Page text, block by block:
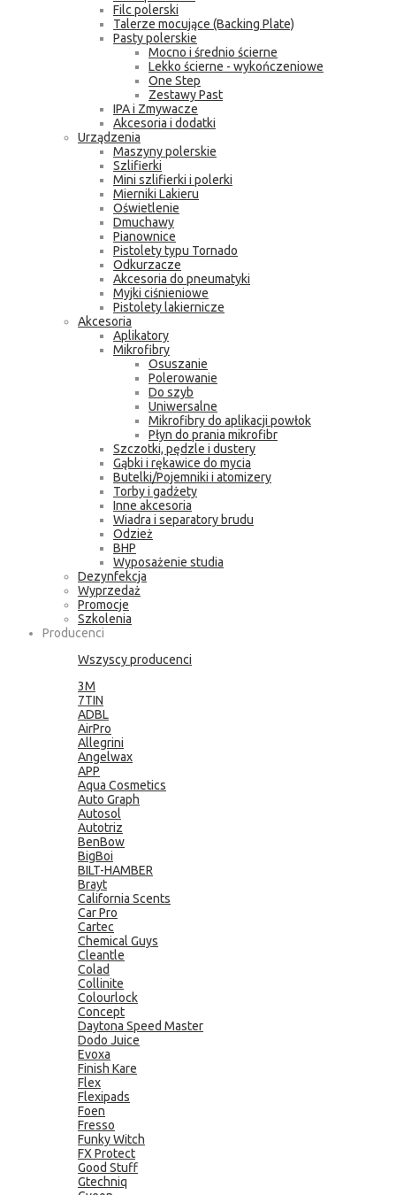
Filc polerski
Talerze mocujące (Backing Plate)
Pasty polerskie
Mocno i średnio ścierne
Lekko ścierne - wykończeniowe
One Step
Zestawy Past
IPA i Zmywacze
Akcesoria i dodatki
Urządzenia
Maszyny polerskie
Szlifierki
Mini szlifierki i polerki
Mierniki Lakieru
Oświetlenie
Dmuchawy
Pianownice
Pistolety typu Tornado
Odkurzacze
Akcesoria do pneumatyki
Myjki ciśnieniowe
Pistolety lakiernicze
Akcesoria
Aplikatory
Mikrofibry
Osuszanie
Polerowanie
Do szyb
Uniwersalne
Mikrofibry do aplikacji powłok
Płyn do prania mikrofibr
Szczotki, pędzle i dustery
Gąbki i rękawice do mycia
Butelki/Pojemniki i atomizery
Torby i gadżety
Inne akcesoria
Wiadra i separatory brudu
Odzież
BHP
Wyposażenie studia
Dezynfekcja
Wyprzedaż
Promocje
Szkolenia
Producenci
Wszyscy producenci
3M
7TIN
ADBL
AirPro
Allegrini
Angelwax
APP
Aqua Cosmetics
Auto Graph
Autosol
Autotriz
BenBow
BigBoi
BILT-HAMBER
Brayt
California Scents
Car Pro
Cartec
Chemical Guys
Cleantle
Colad
Collinite
Colourlock
Concept
Daytona Speed Master
Dodo Juice
Evoxa
Finish Kare
Flex
Flexipads
Foen
Fresso
Funky Witch
FX Protect
Good Stuff
Gtechniq